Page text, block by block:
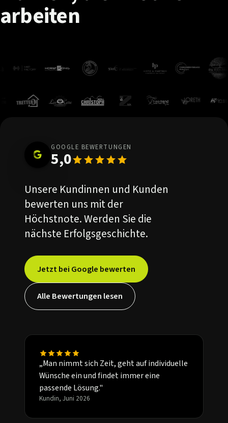
arbeiten
GOOGLE BEWERTUNGEN
5,0
Unsere Kundinnen und Kunden
bewerten uns mit der
Höchstnote. Werden Sie die
nächste Erfolgsgeschichte.
Jetzt bei Google bewerten
Alle Bewertungen lesen
„Man nimmt sich Zeit, geht auf individuelle
Wünsche ein und findet immer eine
passende Lösung."
Kundin, Juni 2026